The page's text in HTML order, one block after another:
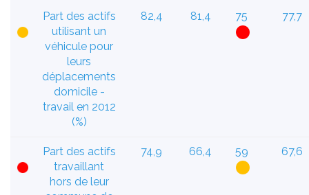
Part des actifs
utilisant un
véhicule pour
leurs
déplacements
domicile -
travail en 2012
(%)
82,4 81,4 75 77,7
Part des actifs
travaillant
hors de leur
74,9 66,4 59 67,6